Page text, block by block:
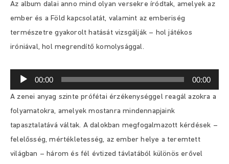
Az album dalai anno mind olyan versekre íródtak, amelyek az
ember és a Föld kapcsolatát, valamint az emberiség
természetre gyakorolt hatását vizsgálják – hol játékos
iróniával, hol megrendítő komolysággal.
Audió
lejátszó
00:00 00:00
A zenei anyag szinte prófétai érzékenységgel reagál azokra a
folyamatokra, amelyek mostanra mindennapjaink
tapasztalatává váltak. A dalokban megfogalmazott kérdések –
felelősség, mértékletesség, az ember helye a teremtett
világban – három és fél évtized távlatából különös erővel